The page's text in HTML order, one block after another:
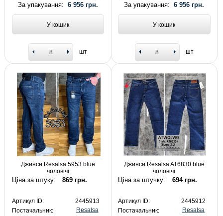
За упакування: 6 956 грн.
У кошик
шт
За упакування:6 956 грн.
У кошик
шт
Джинси Resalsa 5953 blue
чоловічі
Ціна за штуку: 869 грн.
Артикул ID:
2445913
Постачальник:
Resalsa
Джинси Resalsa AT6830 blue
чоловічі
Ціна за штучку: 694 грн.
Артикул ID:
2445912
Постачальник:
Resalsa